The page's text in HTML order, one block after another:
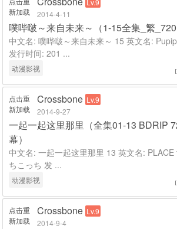
新加载
Lv.9
2014-4-11
噗哔啵～来自未来～（1-15全集_繁
中文名: 噗哔啵～来自未来～ 15 英文名:
发行时间: 201 ...
动漫影视
点击重
新加载
Crossbone Lv.9
2014-9-27
一起一起这里那里（全集01-13 BDRIP
幕）
中文名: 一起一起这里那里 13 英文名: PLACE
ちこっち 发 ...
动漫影视
点击重
新加载
Crossbone Lv.9
2014-9-4